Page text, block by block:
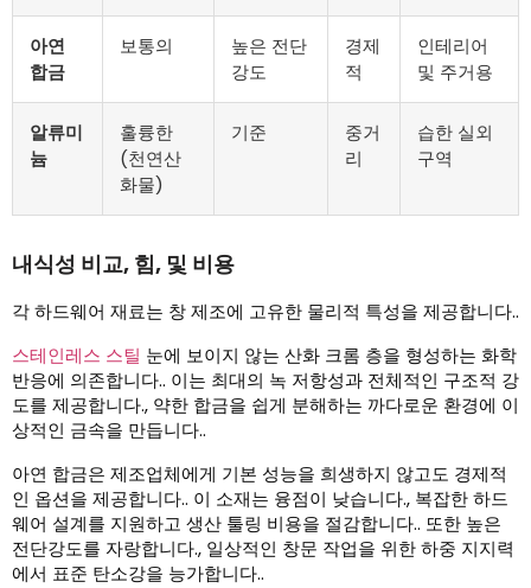
아연
합금
보통의
높은 전단
강도
경제
적
인테리어
및 주거용
알류미
늄
훌륭한
(천연산
화물)
기준
중거
리
습한 실외
구역
내식성 비교, 힘, 및 비용
각 하드웨어 재료는 창 제조에 고유한 물리적 특성을 제공합니다..
스테인레스 스틸 눈에 보이지 않는 산화 크롬 층을 형성하는 화학
반응에 의존합니다.. 이는 최대의 녹 저항성과 전체적인 구조적 강
도를 제공합니다., 약한 합금을 쉽게 분해하는 까다로운 환경에 이
상적인 금속을 만듭니다..
아연 합금은 제조업체에게 기본 성능을 희생하지 않고도 경제적
인 옵션을 제공합니다.. 이 소재는 융점이 낮습니다., 복잡한 하드
웨어 설계를 지원하고 생산 툴링 비용을 절감합니다.. 또한 높은
전단강도를 자랑합니다., 일상적인 창문 작업을 위한 하중 지지력
에서 표준 탄소강을 능가합니다..